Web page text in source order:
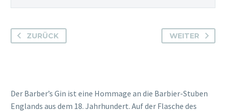
ZURÜCK WEITER
Der Barber’s Gin ist eine Hommage an die Barbier-Stuben
Englands aus dem 18. Jahrhundert. Auf der Flasche des